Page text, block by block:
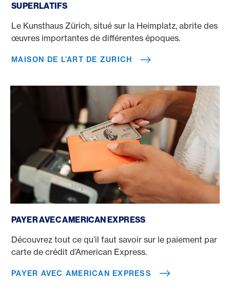
SUPERLATIFS
Le Kunsthaus Zürich, situé sur la Heimplatz, abrite des
œuvres importantes de différentes époques.
MAISON DE L’ART DE ZURICH
PAYER AVEC AMERICAN EXPRESS
Découvrez tout ce qu’il faut savoir sur le paiement par
carte de crédit d’American Express.
PAYER AVEC AMERICAN EXPRESS